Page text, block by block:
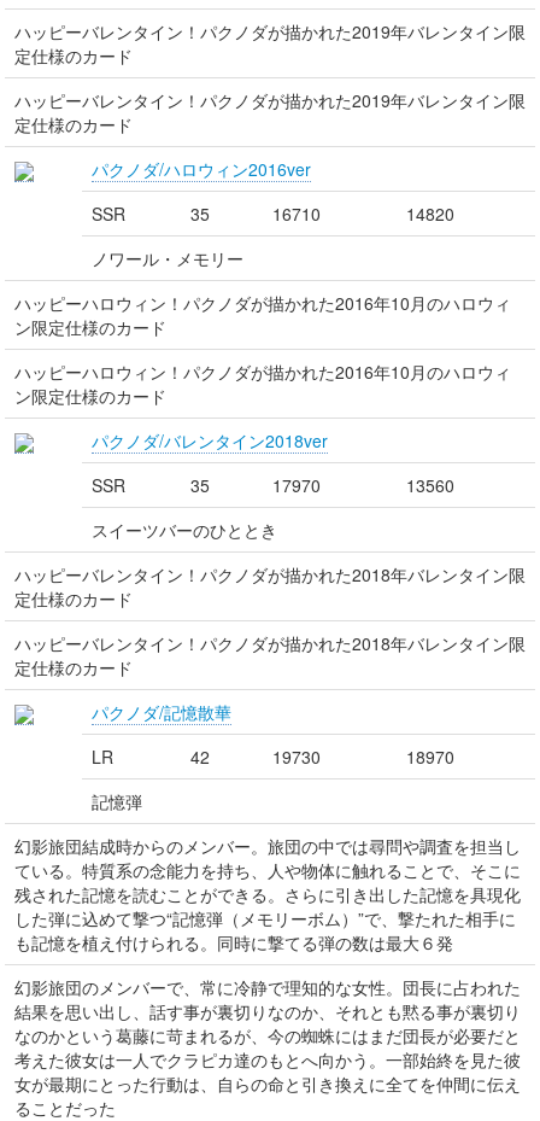
ハッピーバレンタイン！パクノダが描かれた2019年バレンタイン限
定仕様のカード
ハッピーバレンタイン！パクノダが描かれた2019年バレンタイン限
定仕様のカード
パクノダ/ハロウィン2016ver
SSR
35 16710
14820
ノワール・メモリー
ハッピーハロウィン！パクノダが描かれた2016年10月のハロウィ
ン限定仕様のカード
ハッピーハロウィン！パクノダが描かれた2016年10月のハロウィ
ン限定仕様のカード
パクノダ/バレンタイン2018ver
SSR
35 17970
13560
スイーツバーのひととき
ハッピーバレンタイン！パクノダが描かれた2018年バレンタイン限
定仕様のカード
ハッピーバレンタイン！パクノダが描かれた2018年バレンタイン限
定仕様のカード
パクノダ/記憶散華
LR
42 19730
18970
記憶弾
幻影旅団結成時からのメンバー。旅団の中では尋問や調査を担当し
ている。特質系の念能力を持ち、人や物体に触れることで、そこに
残された記憶を読むことができる。さらに引き出した記憶を具現化
した弾に込めて撃つ“記憶弾（メモリーボム）”で、撃たれた相手に
も記憶を植え付けられる。同時に撃てる弾の数は最大６発
幻影旅団のメンバーで、常に冷静で理知的な女性。団長に占われた
結果を思い出し、話す事が裏切りなのか、それとも黙る事が裏切り
なのかという葛藤に苛まれるが、今の蜘蛛にはまだ団長が必要だと
考えた彼女は一人でクラピカ達のもとへ向かう。一部始終を見た彼
女が最期にとった行動は、自らの命と引き換えに全てを仲間に伝え
ることだった